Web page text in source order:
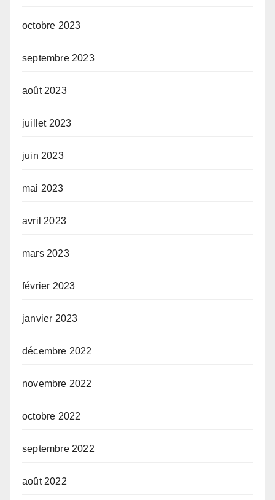
octobre 2023
septembre 2023
août 2023
juillet 2023
juin 2023
mai 2023
avril 2023
mars 2023
février 2023
janvier 2023
décembre 2022
novembre 2022
octobre 2022
septembre 2022
août 2022